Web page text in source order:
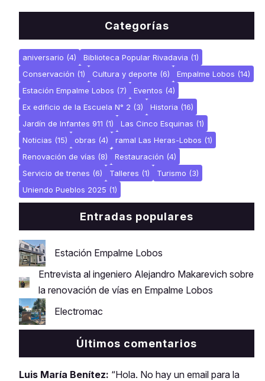
Categorías
aniversario (4) Biblioteca Popular Rivadavia (1)
Conservación (1) Cultura y deporte (6) Empalme Lobos (14)
Estación Empalme Lobos (7) Eventos (4)
Ex edificio de la Escuela N° 2 (3) Historia (16)
Jardín de Infantes 911 (1) Las Cinco Esquinas (1)
Noticias (15) obras (4) ramal Las Heras-Lobos (1)
Renovación de vías (8) Restauración (4)
Servicio de trenes (6) Talleres (1) Turismo (3)
Uniendo Pueblos 2025 (1)
Entradas populares
Estación Empalme Lobos
Entrevista al ingeniero Alejandro Makarevich sobre
la renovación de vías en Empalme Lobos
Electromac
Últimos comentarios
Luis María Benítez: “Hola. No hay un email para la